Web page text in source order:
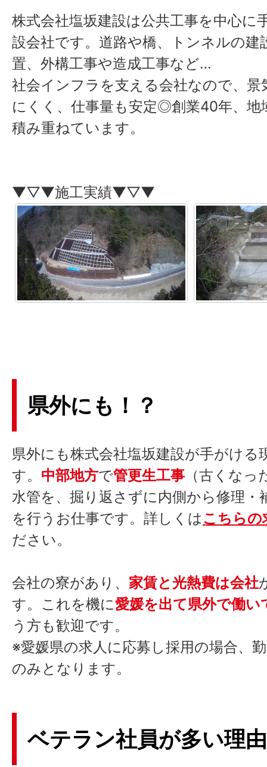
株式会社塩坂建設は公共工事を中心に
設会社です。 道路や橋、トンネルの建
置、外構工事や造成工事など…
社会インフラを支える会社なので、景
にくく、仕事量も安定◎創業40年、地
積み重ねています。
▼▽▼施工実績▼▽▼
県外にも！？
県外にも株式会社塩坂建設が手がける
す。 中部地方で管更生工事 （古くな
水管を、掘り返さずに内側から修理・
を行うお仕事です。詳しくはこちらの
ださい。
会社の寮があり、 家賃と光熱費は会社
す。これを機に愛媛を出て県外で働い
う方も歓迎です。
※愛媛県の求人に応募し採用の場合、
のみとなります。
ベテラン社員が多い理由